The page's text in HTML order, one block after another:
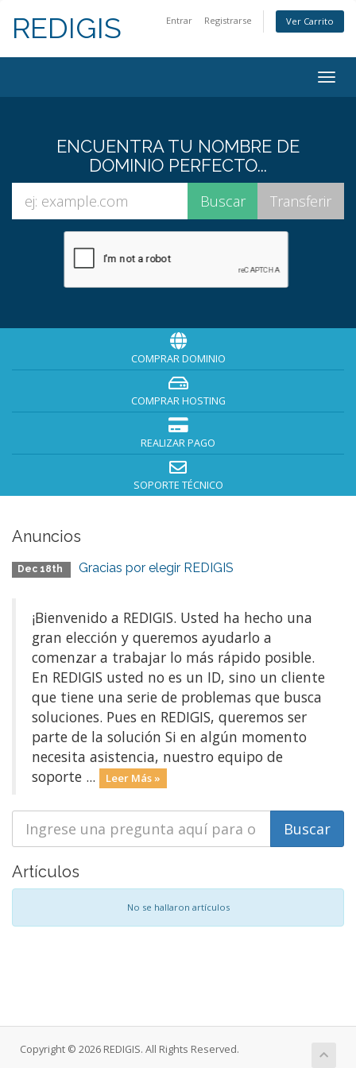
Entrar Registrarse Ver Carrito
REDIGIS
ENCUENTRA TU NOMBRE DE
DOMINIO PERFECTO...
COMPRAR DOMINIO
COMPRAR HOSTING
REALIZAR PAGO
SOPORTE TÉCNICO
Anuncios
Dec 18th Gracias por elegir REDIGIS
¡Bienvenido a REDIGIS. Usted ha hecho una
gran elección y queremos ayudarlo a
comenzar a trabajar lo más rápido posible.
En REDIGIS usted no es un ID, sino un cliente
que tiene una serie de problemas que busca
soluciones. Pues en REDIGIS, queremos ser
parte de la solución Si en algún momento
necesita asistencia, nuestro equipo de
soporte ...
Leer Más »
Artículos
No se hallaron artículos
Copyright © 2026 REDIGIS. All Rights Reserved.